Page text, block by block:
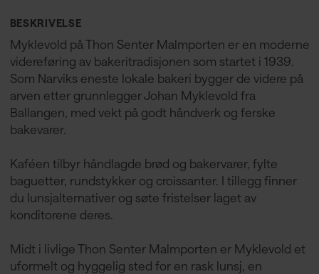
BESKRIVELSE
Myklevold på Thon Senter Malmporten er en moderne
videreføring av bakeritradisjonen som startet i 1939.
Som Narviks eneste lokale bakeri bygger de videre på
arven etter grunnlegger Johan Myklevold fra
Ballangen, med vekt på godt håndverk og ferske
bakevarer.
Kaféen tilbyr håndlagde brød og bakervarer, fylte
baguetter, rundstykker og croissanter. I tillegg finner
du lunsjalternativer og søte fristelser laget av
konditorene deres.
Midt i livlige Thon Senter Malmporten er Myklevold et
uformelt og hyggelig sted for en rask lunsj, en